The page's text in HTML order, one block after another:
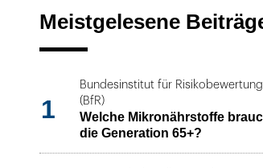
Meistgelesene
1
Bundesinstitut für Risikobewertung
(BfR)
Welche Mikronährstoffe
die Generation 65+?